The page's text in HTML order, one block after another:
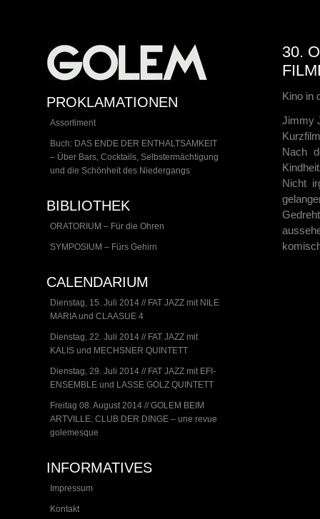
PROKLAMATIONEN
Assortiment
Buch: DAS ENDE DER ENTHALTSAMKEIT
– Über Bars, Cocktails, Selbstermächtigung
und die Schönheit des Niedergangs
BIBLIOTHEK
ORATORIUM – Für die Ohren
SYMPOSIUM – Fürs Gehirn
CALENDARIUM
Dienstag, 15. Juli 2014 // FAT JAZZ mit NILE
MARIA und CLAASUE 4
Dienstag, 22. Juli 2014 // FAT JAZZ mit
KALIS und MECHSNER QUINTETT
Dienstag, 29. Juli 2014 // FAT JAZZ mit EFI-
ENSEMBLE und LASSE GOLZ QUINTETT
Freitag 08. August 2014 // GOLEM BEIM
ARTVILLE: CLUB DER DINGE – une revue
golemesque
INFORMATIVES
Impressum
Kontakt
30.
Kino in
Jimmy
Nach
Nicht